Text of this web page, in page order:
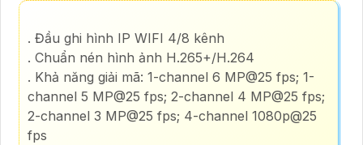
. Đầu ghi hình IP WIFI 4/8 kênh
. Chuẩn nén hình ảnh H.265+/H.264
. Khả năng giải mã: 1-channel 6 MP@25 fps; 1-
channel 5 MP@25 fps; 2-channel 4 MP@25 fps;
2-channel 3 MP@25 fps; 4-channel 1080p@25
fps